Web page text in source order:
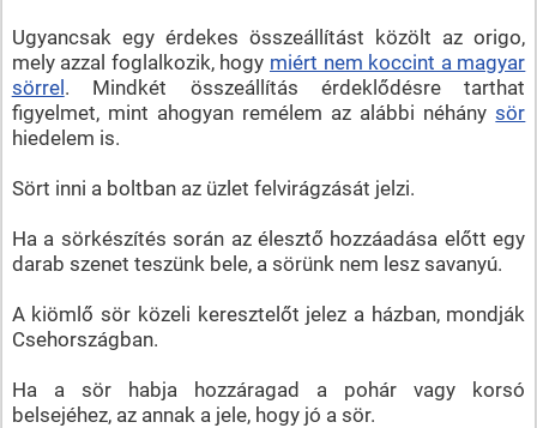
Ugyancsak egy érdekes összeállítást közölt az origo,
mely azzal foglalkozik, hogy miért nem koccint a magyar
sörrel. Mindkét összeállítás érdeklődésre tarthat
figyelmet, mint ahogyan remélem az alábbi néhánysör
hiedelem is.
Sört inni a boltban az üzlet felvirágzását jelzi.
Ha a sörkészítés során az élesztő hozzáadása előtt egy
darab szenet teszünk bele, a sörünk nem lesz savanyú.
A kiömlő sör közeli keresztelőt jelez a házban, mondják
Csehországban.
Ha a sör habja hozzáragad a pohár vagy korsó
belsejéhez, az annak a jele, hogy jó a sör.